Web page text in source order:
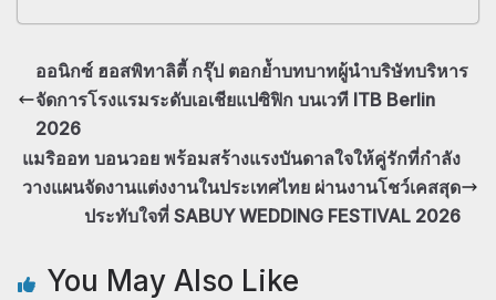
ออนิกซ์ ฮอสพิทาลิตี้ กรุ๊ป ตอกย้ำบทบาทผู้นำบริษัทบริหาร
จัดการโรงแรมระดับเอเชียแปซิฟิก บนเวที ITB Berlin
2026
แมริออท บอนวอย พร้อมสร้างแรงบันดาลใจให้คู่รักที่กำลัง
วางแผนจัดงานแต่งงานในประเทศไทย ผ่านงานโชว์เคสสุด
ประทับใจที่ SABUY WEDDING FESTIVAL 2026
You May Also Like